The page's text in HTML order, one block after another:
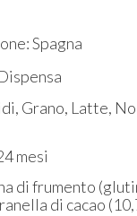
Spagna
Grano, Latte,
mesi
di frumento
di cacao